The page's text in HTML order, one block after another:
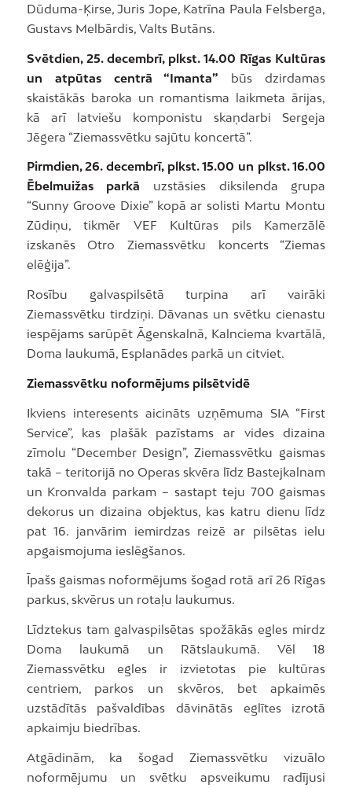
Dūduma-Ķirse, Juris Jope, Katrīna Paula Felsberga,
Gustavs Melbārdis, Valts Butāns.
Svētdien, 25. decembrī, plkst. 14.00 Rīgas Kultūras
un atpūtas centrā “Imanta” būs dzirdamas
skaistākās baroka un romantisma laikmeta ārijas,
kā arī latviešu komponistu skaņdarbi Sergeja
Jēgera “Ziemassvētku sajūtu koncertā”.
Pirmdien, 26. decembrī, plkst. 15.00 un plkst. 16.00
Ēbelmuižas parkā uzstāsies diksilenda grupa
“Sunny Groove Dixie” kopā ar solisti Martu Montu
Zūdiņu, tikmēr VEF Kultūras pils Kamerzālē
izskanēs Otro Ziemassvētku koncerts “Ziemas
elēģija”.
Rosību galvaspilsētā turpina arī vairāki
Ziemassvētku tirdziņi. Dāvanas un svētku cienastu
iespējams sarūpēt Āgenskalnā, Kalnciema kvartālā,
Doma laukumā, Esplanādes parkā un citviet.
Ziemassvētku noformējums pilsētvidē
Ikviens interesents aicināts uzņēmuma SIA “First
Service”, kas plašāk pazīstams ar vides dizaina
zīmolu “December Design”, Ziemassvētku gaismas
takā – teritorijā no Operas skvēra līdz Bastejkalnam
un Kronvalda parkam – sastapt teju 700 gaismas
dekorus un dizaina objektus, kas katru dienu līdz
pat 16. janvārim iemirdzas reizē ar pilsētas ielu
apgaismojuma ieslēgšanos.
Īpašs gaismas noformējums šogad rotā arī 26 Rīgas
parkus, skvērus un rotaļu laukumus.
Līdztekus tam galvaspilsētas spožākās egles mirdz
Doma laukumā un Rātslaukumā. Vēl 18
Ziemassvētku egles ir izvietotas pie kultūras
centriem, parkos un skvēros, bet apkaimēs
uzstādītās pašvaldības dāvinātās eglītes izrotā
apkaimju biedrības.
Atgādinām, ka šogad Ziemassvētku vizuālo
noformējumu un svētku apsveikumu radījusi